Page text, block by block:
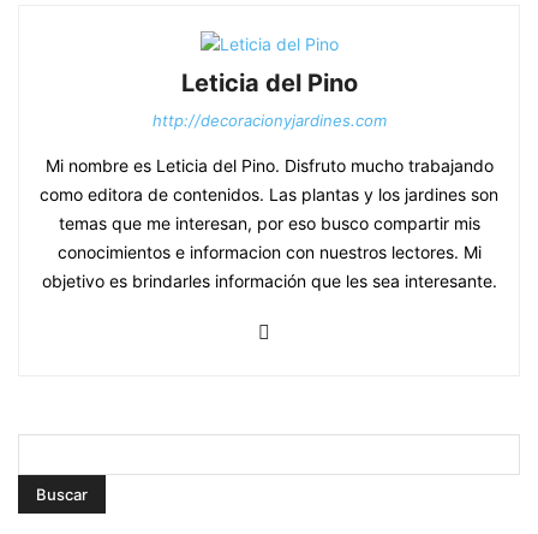
Leticia del Pino
http://decoracionyjardines.com
Mi nombre es Leticia del Pino. Disfruto mucho trabajando
como editora de contenidos. Las plantas y los jardines son
temas que me interesan, por eso busco compartir mis
conocimientos e informacion con nuestros lectores. Mi
objetivo es brindarles información que les sea interesante.